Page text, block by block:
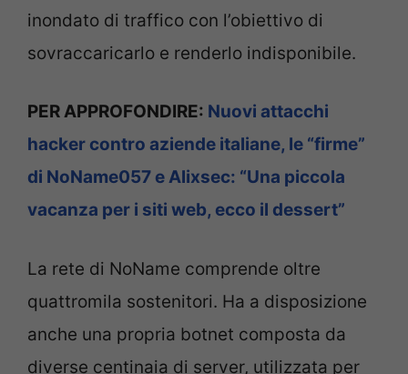
inondato di traffico con l’obiettivo di
sovraccaricarlo e renderlo indisponibile.
PER APPROFONDIRE: Nuovi attacchi
hacker contro aziende italiane, le “firme”
di NoName057 e Alixsec: “Una piccola
vacanza per i siti web, ecco il dessert”
La rete di NoName comprende oltre
quattromila sostenitori. Ha a disposizione
anche una propria botnet composta da
diverse centinaia di server, utilizzata per